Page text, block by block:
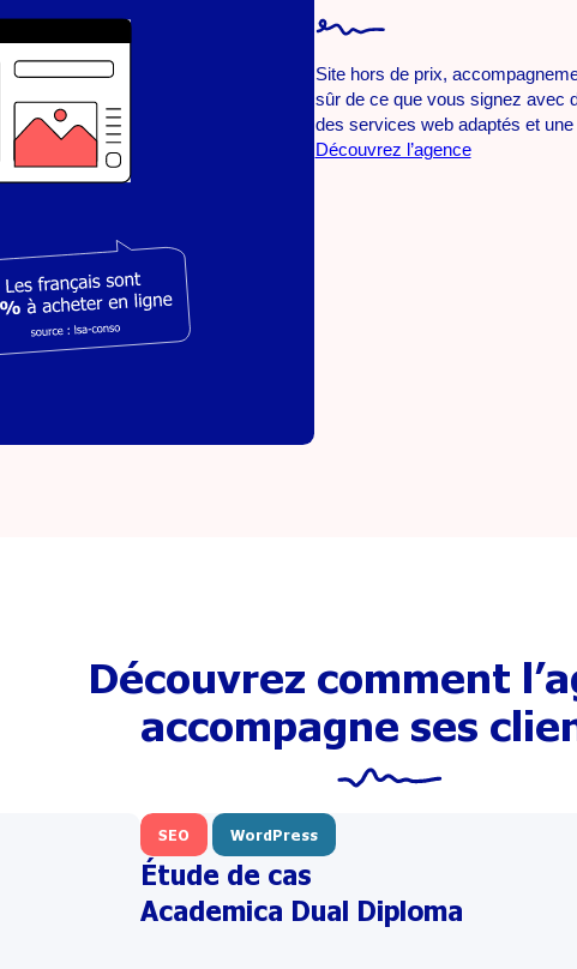
Site hors de prix,
sûr de ce que vous signez avec
des services web adaptés et
Découvrez l’agence
Découvrez comment
accompagne ses
SEO WordPress
Étude de cas
Academica Dual Diploma